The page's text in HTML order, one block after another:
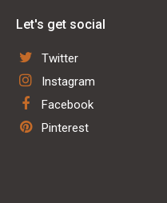
Contact
Privacybeleid
Stal & Weide
Technologie
Hond
Deken was & hersteldienst
Verkoop trailer & birth alarm
Herstel & onderhoud
Personaliseren & borduren
Let's get social
Twitter
Instagram
Facebook
Pinterest